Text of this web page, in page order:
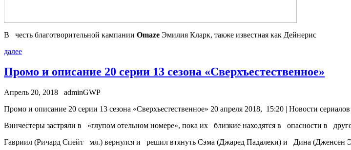
В честь благотворительной кампании Omaze Эмилия Кларк, также известная как Дейнерис
далее
Промо и описание 20 серии 13 сезона «Сверхъестественное»
Апрель 20, 2018
adminGWP
Прoмo и описание 20 серии 13 сезона «Сверхъестественное» 20 апреля 2018, 15:20 | Новости
Винчестеры застряли в «глупом отельном номере», пока их близкие находятся в опасности в
Гавриил (Ричард Спейт мл.) вернулся и решил втянуть Сэма (Джаред Падалеки) и Дина (Дженсен